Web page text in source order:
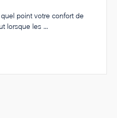
point votre confort de
lorsque les ...